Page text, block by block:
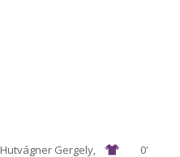
0'
Hutvágner Gergely,